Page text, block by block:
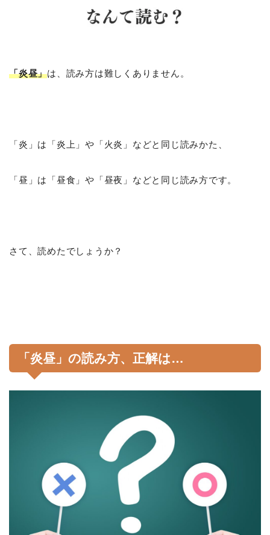
「炎昼」は、読み方は難しくありません。
「炎」は「炎上」や「火炎」などと同じ読みかた、
「昼」は「昼食」や「昼夜」などと同じ読み方です。
さて、読めたでしょうか？
「炎昼」の読み方、正解は…